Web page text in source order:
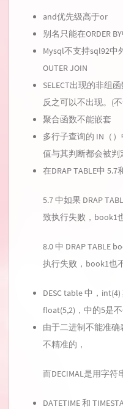
and优先级高于or
别名只能在ORDER
Mysql不支持sql92中
OUTER JOIN
SELECT出现的非组
反之可以不出现。(
聚合函数不能嵌套
多行子查询的 IN（
值与其判断都会被判
在DRAP TABLE中 5.7
5.7 中如果 DRAP
致执行失败，book1
8.0 中 DRAP TABLE
执行失败，book1也
DESC table 中，
float(5,2)，中的5是
由于二进制不能准
不精准的，
而DECIMAL是用字符
DATETIME 和